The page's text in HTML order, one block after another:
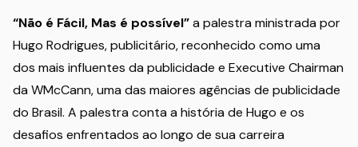
“Não é Fácil, Mas é possível”a palestra ministrada por
Hugo Rodrigues, publicitário, reconhecido como uma
dos mais influentes da publicidade e Executive Chairman
da WMcCann, uma das maiores agências de publicidade
do Brasil. A palestra conta a história de Hugo e os
desafios enfrentados ao longo de sua carreira